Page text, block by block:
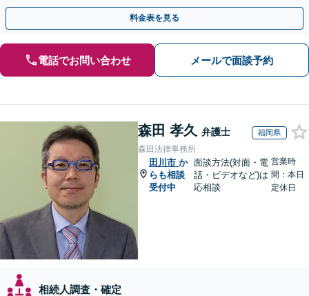
付可】【休日・夜間相談可】
料金表を見る
電話でお問い合わせ メールで面談予約
森田 孝久 弁護士 福岡県
森田法律事務所
田川市 か
らも相談
受付中
面談方法(対面・電
話・ビデオなど)は
応相談
営業時
間：本日
定休日
相続人調査・確定